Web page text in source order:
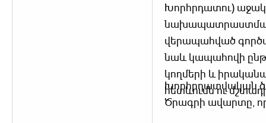
Խորհրդատու)
վերապահված
նաև կապահովի
կողմերի և
հետևումն ու
Խորհրդատվական
Ծրագրի ավարտը,